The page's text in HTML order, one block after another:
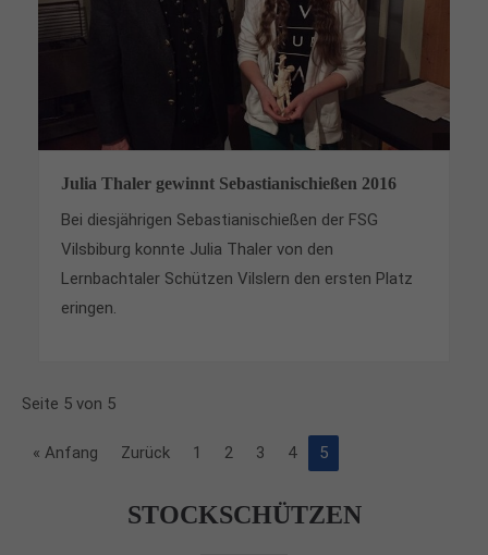
Julia Thaler gewinnt Sebastianischießen 2016
Bei diesjährigen Sebastianischießen der FSG
Vilsbiburg konnte Julia Thaler von den
Lernbachtaler Schützen Vilslern den ersten Platz
eringen.
Seite 5 von 5
« Anfang Zurück 1 2 3 4 5
STOCKSCHÜTZEN